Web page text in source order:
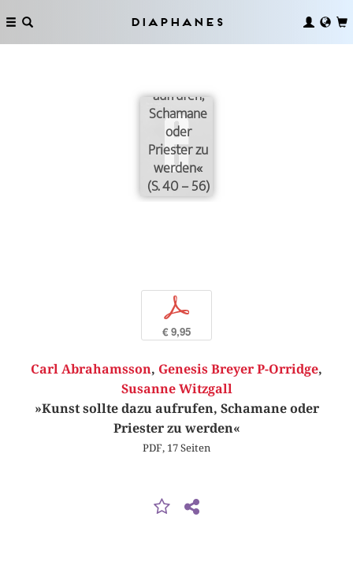
Diaphanes
aufrufen,
Schamane
oder
Priester zu
werden«
(S. 40 – 56)
p
€ 9,95
Carl Abrahamsson, Genesis Breyer P-Orridge,
Susanne Witzgall
»Kunst sollte dazu aufrufen, Schamane oder
Priester zu werden«
PDF, 17 Seiten